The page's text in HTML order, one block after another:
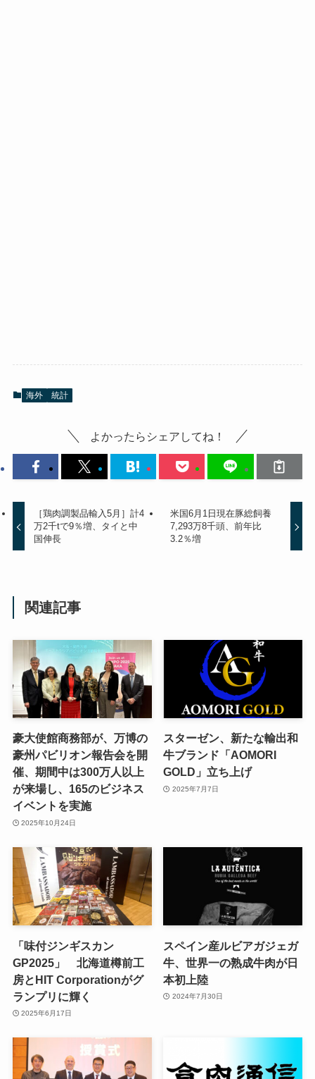
海外 統計
よかったらシェアしてね！
［鶏肉調製品輸入5月］計4
万2千tで9％増、タイと中
国伸長
米国6月1日現在豚総飼養
7,293万8千頭、前年比
3.2％増
関連記事
豪大使館商務部が、万博の
豪州パビリオン報告会を開
催、期間中は300万人以上
が来場し、165のビジネス
イベントを実施
2025年10月24日
スターゼン、新たな輸出和
牛ブランド「AOMORI
GOLD」立ち上げ
2025年7月7日
「味付ジンギスカン
GP2025」 北海道樽前工
房とHIT Corporationがグ
ランプリに輝く
2025年6月17日
スペイン産ルビアガジェガ
牛、世界一の熟成牛肉が日
本初上陸
2024年7月30日